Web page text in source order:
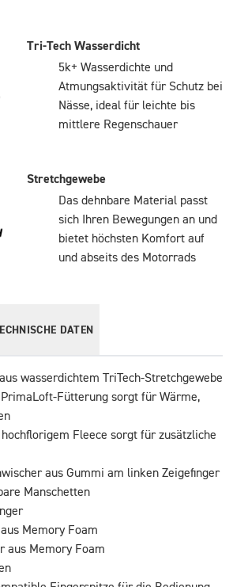
Tri-Tech Wasserdicht
5k+ Wasserdichte und
Atmungsaktivität für Schutz bei
Nässe, ideal für leichte bis
mittlere Regenschauer
Stretchgewebe
Das dehnbare Material passt
sich Ihren Bewegungen an und
bietet höchsten Komfort auf
und abseits des Motorrads
DATEN
wasserdichtem TriTech-Stretchgewebe
Fütterung sorgt für Wärme,
hochflorigem Fleece sorgt für zusätzliche
aus Gummi am linken Zeigefinger
Manschetten
Memory Foam
aus Memory Foam